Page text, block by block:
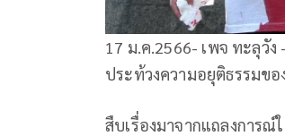
17 ม.ค.2566- เพจ ทะลุวั
ประท้วงความอยุติธรรมข
สืบเรื่องมาจากแถลงการ